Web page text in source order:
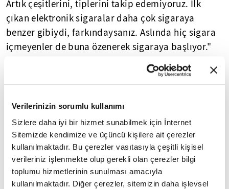
Verilerinizin sorumlu kullanımı
Sizlere daha iyi bir hizmet sunabilmek için İnternet
Sitemizde kendimize ve üçüncü kişilere ait çerezler
kullanılmaktadır. Bu çerezler vasıtasıyla çeşitli kişisel
verileriniz işlenmekte olup gerekli olan çerezler bilgi
toplumu hizmetlerinin sunulması amacıyla
kullanılmaktadır. Diğer çerezler, sitemizin daha işlevsel
Artık çeşitlerini, tiplerini takip edemiyoruz. İlk
çıkan elektronik sigaralar daha çok sigaraya
benzer gibiydi, farkındaysanız. Aslında hiç sigara
içmeyenler de buna özenerek sigaraya başlıyor."
Bağımlılık yapıcı her maddenin sırasıyla
davranışsal, sosyal ve biyolojik bir alışkanlığa
etkilerini kaldıramadığını ve genç yaşta pek çok
sistemi etkileyen, sağlığı bozan sonuçların
yaşandığını vurgulayan Uysal, şöyle devam etti:
"Elektronik sigarada akciğerin yanı sıra pek çok